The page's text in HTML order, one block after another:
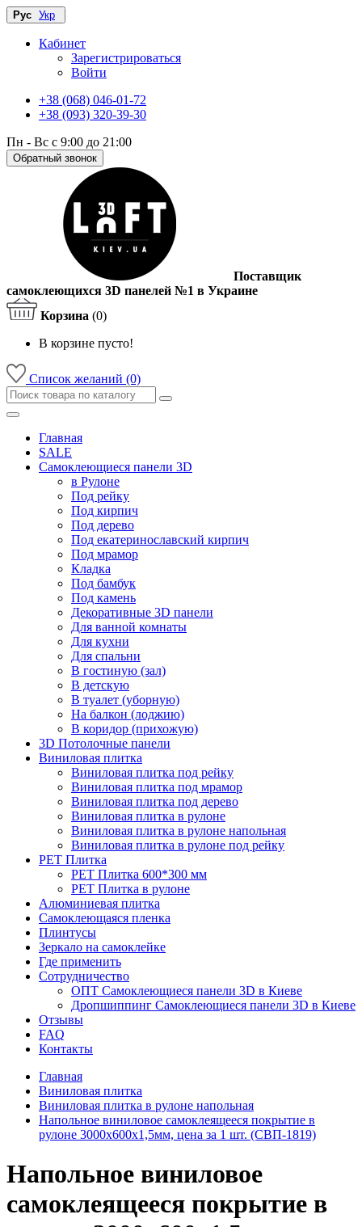
Рус Укр
Кабинет
Зарегистрироваться
Войти
+38 (068) 046-01-72
+38 (093) 320-39-30
Пн - Вс с 9:00 до 21:00
Обратный звонок
Поставщик
самоклеющихся 3D панелей №1 в Украине
Корзина (0)
В корзине пусто!
Список желаний (0)
Главная
SALE
Самоклеющиеся панели 3D
в Рулоне
Под рейку
Под кирпич
Под дерево
Под екатеринославский кирпич
Под мрамор
Кладка
Под бамбук
Под камень
Декоративные 3D панели
Для ванной комнаты
Для кухни
Для спальни
В гостиную (зал)
В детскую
В туалет (уборную)
На балкон (лоджию)
В коридор (прихожую)
3D Потолочные панели
Виниловая плитка
Виниловая плитка под рейку
Виниловая плитка под мрамор
Виниловая плитка под дерево
Виниловая плитка в рулоне
Виниловая плитка в рулоне напольная
Виниловая плитка в рулоне под рейку
PET Плитка
PET Плитка 600*300 мм
PET Плитка в рулоне
Алюминиевая плитка
Самоклеющаяся пленка
Плинтусы
Зеркало на самоклейке
Где применить
Сотрудничество
ОПТ Самоклеющиеся панели 3D в Киеве
Дропшиппинг Самоклеющиеся панели 3D в Киеве
Отзывы
FAQ
Контакты
Главная
Виниловая плитка
Виниловая плитка в рулоне напольная
Напольное виниловое самоклеящееся покрытие в
рулоне 3000х600х1,5мм, цена за 1 шт. (СВП-1819)
Напольное виниловое
самоклеящееся покрытие в